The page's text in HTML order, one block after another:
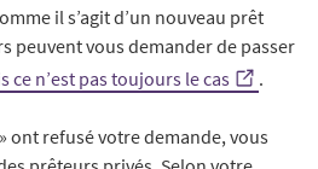
il s’agit d’un nouveau prêt
peuvent vous demander de passer
ce n’est pas toujours le cas .
ont refusé votre demande, vous